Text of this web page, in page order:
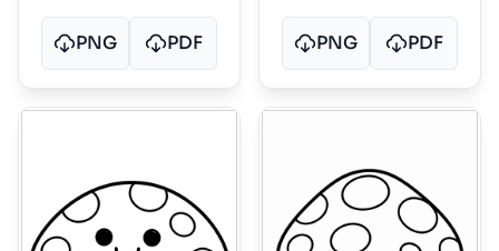
PNG PDF PNG PDF